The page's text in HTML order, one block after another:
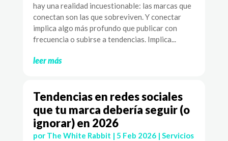
hay una realidad incuestionable: las marcas que
conectan son las que sobreviven. Y conectar
implica algo más profundo que publicar con
frecuencia o subirse a tendencias. Implica...
leer más
Tendencias en redes sociales
que tu marca debería seguir (o
ignorar) en 2026
por The White Rabbit | 5 Feb 2026| Servicios